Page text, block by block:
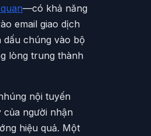
—có khả năng
email giao dịch
dấu chúng vào bộ
lòng trung thành
nội tuyến
người nhận
hiệu quả. Một